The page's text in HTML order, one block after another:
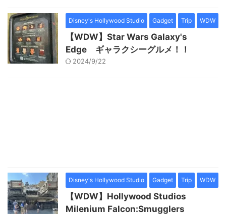
Disney's Hollywood Studio Gadget Trip WDW
【WDW】Star Wars Galaxy's
Edge ギャラクシーグルメ！！
2024/9/22
Disney's Hollywood Studio Gadget Trip WDW
【WDW】Hollywood Studios
Milenium Falcon:Smugglers